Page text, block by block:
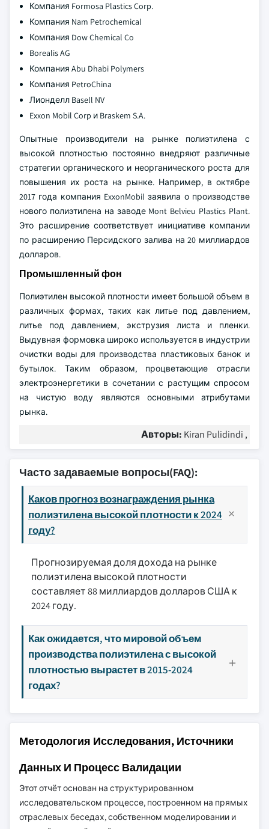
Компания Formosa Plastics Corp.
Компания Nam Petrochemical
Компания Dow Chemical Co
Borealis AG
Компания Abu Dhabi Polymers
Компания PetroChina
Лионделл Basell NV
Exxon Mobil Corp и Braskem S.A.
Опытные производители на рынке полиэтилена с
высокой плотностью постоянно внедряют различные
стратегии органического и неорганического роста для
повышения их роста на рынке. Например, в октябре
2017 года компания ExxonMobil заявила о производстве
нового полиэтилена на заводе Mont Belvieu Plastics Plant.
Это расширение соответствует инициативе компании
по расширению Персидского залива на 20 миллиардов
долларов.
Промышленный фон
Полиэтилен высокой плотности имеет большой объем в
различных формах, таких как литье под давлением,
литье под давлением, экструзия листа и пленки.
Выдувная формовка широко используется в индустрии
очистки воды для производства пластиковых банок и
бутылок. Таким образом, процветающие отрасли
электроэнергетики в сочетании с растущим спросом
на чистую воду являются основными атрибутами
рынка.
Авторы: Kiran Pulidindi ,
Часто задаваемые вопросы(FAQ):
Каков прогноз вознаграждения рынка
полиэтилена высокой плотности к 2024
году?
Прогнозируемая доля дохода на рынке
полиэтилена высокой плотности
составляет 88 миллиардов долларов США к
2024 году.
Как ожидается, что мировой объем
производства полиэтилена с высокой
плотностью вырастет в 2015-2024
годах?
Методология Исследования, Источники
Данных И Процесс Валидации
Этот отчёт основан на структурированном
исследовательском процессе, построенном на прямых
отраслевых беседах, собственном моделировании и